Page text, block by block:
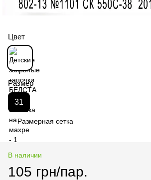
Цвет
Размер
31
Размерная сетка
В наличии
105 грн/пар.